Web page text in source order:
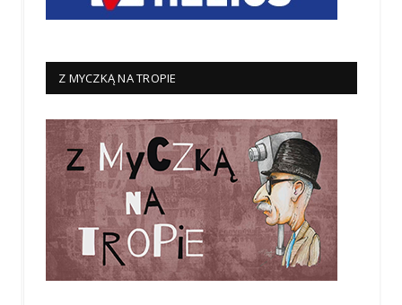
Z MYCZKĄ NA TROPIE